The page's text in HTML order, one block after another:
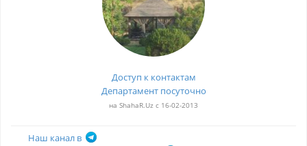
Доступ к контактам
Департамент посуточно
на ShahaR.Uz с 16-02-2013
Наш канал в